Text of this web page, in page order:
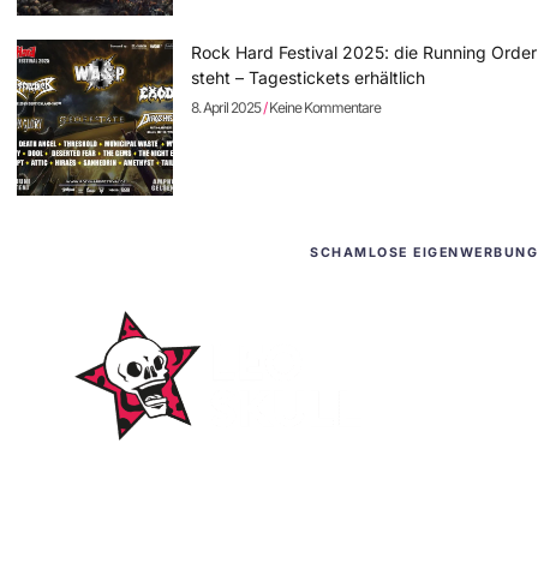
Rock Hard Festival 2025: die Running Order
steht – Tagestickets erhältlich
8. April 2025 Keine Kommentare
SCHAMLOSE EIGENWERBUNG